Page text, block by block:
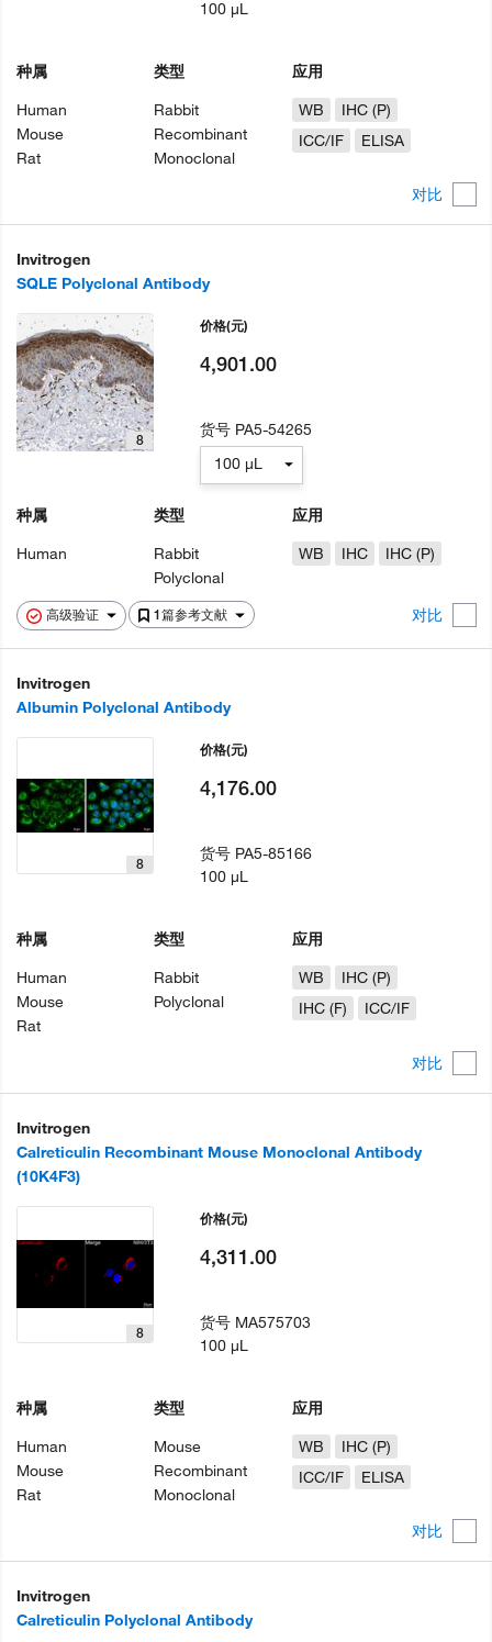
对比
种属
Human
Mouse
Rat
类型
Rabbit
Recombinant
Monoclonal
应用
WB
IHC (P)
ICC/IF
ELISA
100 µL
Invitrogen
SQLE Polyclonal Antibody
高级验证 1篇参考文献 对比
8
种属
Human
类型
Rabbit
Polyclonal
应用
WB
IHC IHC (P)
价格(元)
4,901.00
货号 PA5-54265
100 µL
Invitrogen
Albumin Polyclonal Antibody
对比
8
种属
Human
Mouse
Rat
类型
Rabbit
Polyclonal
应用
WB
IHC (P)
IHC (F)
ICC/IF
价格(元)
4,176.00
货号 PA5-85166
100 µL
Invitrogen
Calreticulin Recombinant Mouse Monoclonal Antibody
(10K4F3)
对比
8
种属
Human
Mouse
Rat
类型
Mouse
Recombinant
Monoclonal
应用
WB
IHC (P)
ICC/IF
ELISA
价格(元)
4,311.00
货号 MA575703
100 µL
Invitrogen
Calreticulin Polyclonal Antibody